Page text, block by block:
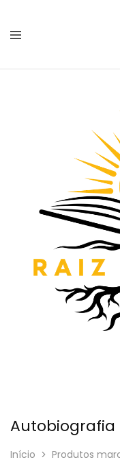
Raiz
Autobiografia
Início Produtos